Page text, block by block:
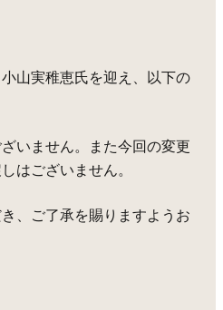
山実稚恵氏を迎え、以下の
いません。
また今回の変更
はございません。
、ご了承を賜りますようお